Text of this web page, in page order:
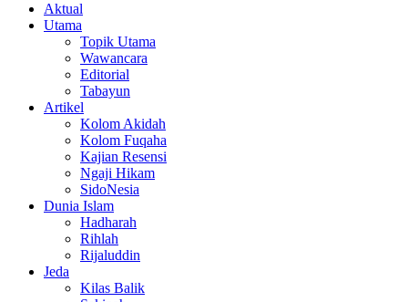
Aktual
Utama
Topik Utama
Wawancara
Editorial
Tabayun
Artikel
Kolom Akidah
Kolom Fuqaha
Kajian Resensi
Ngaji Hikam
SidoNesia
Dunia Islam
Hadharah
Rihlah
Rijaluddin
Jeda
Kilas Balik